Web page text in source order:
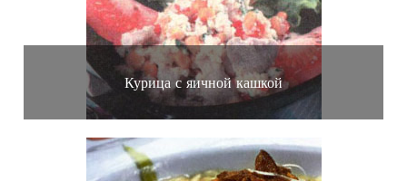
Курица с яичной кашкой